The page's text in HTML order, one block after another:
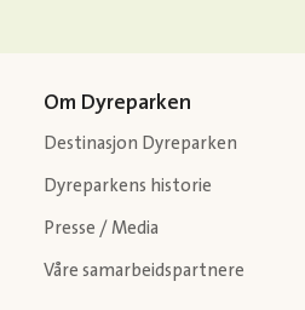
Om Dyreparken
Destinasjon Dyreparken
Dyreparkens historie
Presse / Media
Våre samarbeidspartnere